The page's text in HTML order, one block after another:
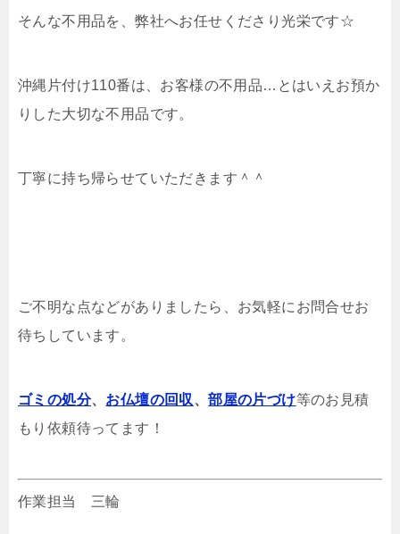
そんな不用品を、弊社へお任せくださり光栄です☆
沖縄片付け110番は、お客様の不用品…とはいえお預か
りした大切な不用品です。
丁寧に持ち帰らせていただきます＾＾
ご不明な点などがありましたら、お気軽にお問合せお
待ちしています。
ゴミの処分、 お仏壇の回収、部屋の片づけ等のお見積
もり依頼待ってます！
作業担当 三輪